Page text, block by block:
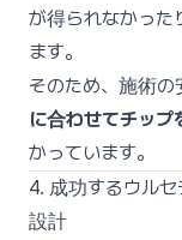
が得られなかった
ます。
そのため、施術の
に合わせてチッ
かっています。
4. 成功するウル
設計